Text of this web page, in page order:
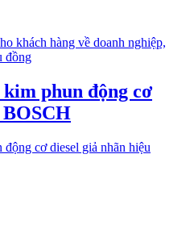
phun động cơ
BOSCH